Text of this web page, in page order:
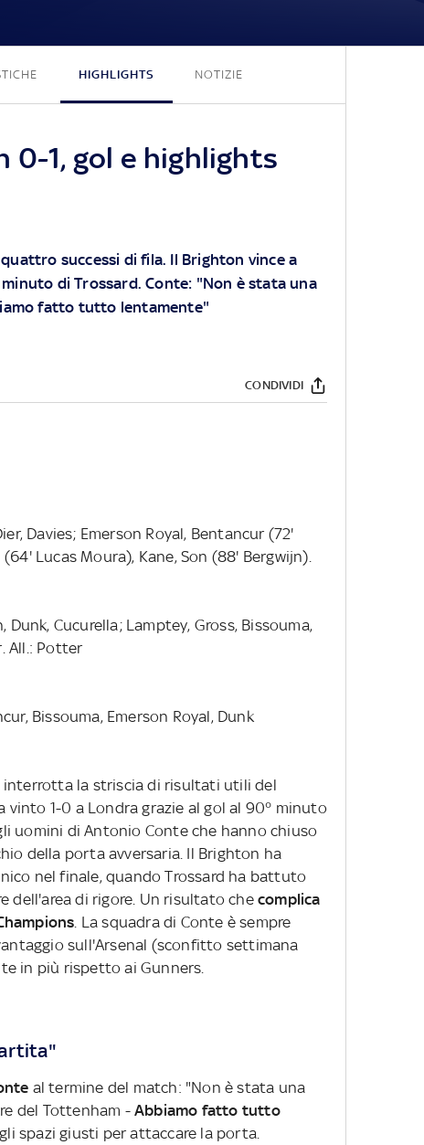
HIGHLIGHTS NOTIZIE
1, gol e highlights
successi di fila. Il Brighton vince a
di Trossard. Conte: "Non è stata una
fatto tutto lentamente"
CONDIVIDI
Davies; Emerson Royal, Bentancur (72'
Lucas Moura), Kane, Son (88' Bergwijn).
Dunk, Cucurella; Lamptey, Gross, Bissouma,
All.: Potter
Bissouma, Emerson Royal, Dunk
la striscia di risultati utili del
vinto 1-0 a Londra grazie al gol al 90° minuto
uomini di Antonio Conte che hanno chiuso
della porta avversaria. Il Brighton ha
nel finale, quando Trossard ha battuto
dell'area di rigore. Un risultato che complica
. La squadra di Conte è sempre
sull'Arsenal (sconfitto settimana
in più rispetto ai Gunners.
al termine del match: "Non è stata una
del Tottenham -Abbiamo fatto tutto
spazi giusti per attaccare la porta.